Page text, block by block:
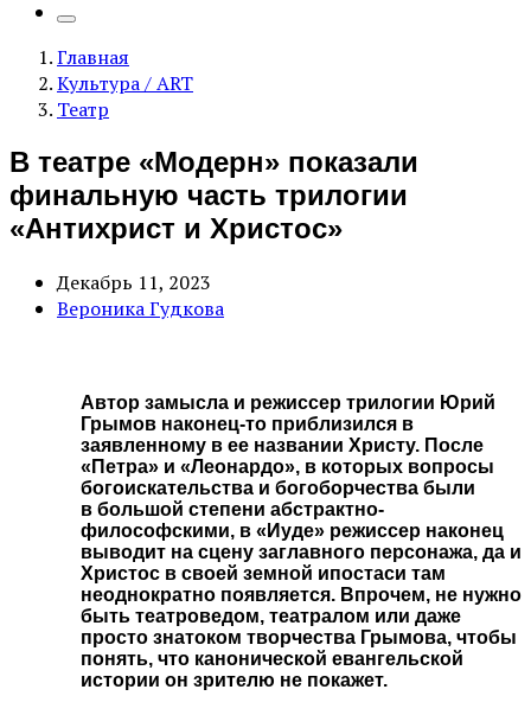
Главная
Культура / ART
Театр
В театре «Модерн» показали
финальную часть трилогии
«Антихрист и Христос»
Декабрь 11, 2023
Вероника Гудкова
Автор замысла и режиссер трилогии Юрий
Грымов наконец-то приблизился в
заявленному в ее названии Христу. После
«Петра» и «Леонардо», в которых вопросы
богоискательства и богоборчества были
в большой степени абстрактно-
философскими, в «Иуде» режиссер наконец
выводит на сцену заглавного персонажа, да и
Христос в своей земной ипостаси там
неоднократно появляется. Впрочем, не нужно
быть театроведом, театралом или даже
просто знатоком творчества Грымова, чтобы
понять, что канонической евангельской
истории он зрителю не покажет.